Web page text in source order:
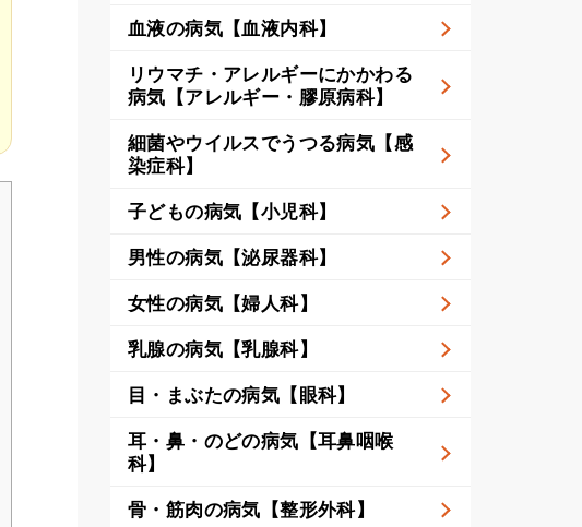
血液の病気【血液内科】
リウマチ・アレルギーにかかわる
病気【アレルギー・膠原病科】
細菌やウイルスでうつる病気【感
染症科】
子どもの病気【小児科】
男性の病気【泌尿器科】
女性の病気【婦人科】
乳腺の病気【乳腺科】
目・まぶたの病気【眼科】
耳・鼻・のどの病気【耳鼻咽喉
科】
骨・筋肉の病気【整形外科】